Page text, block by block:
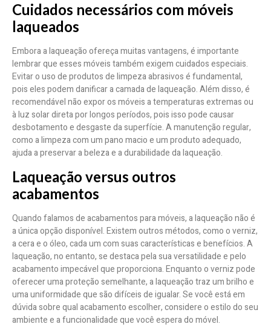
Cuidados necessários com móveis
laqueados
Embora a laqueação ofereça muitas vantagens, é importante
lembrar que esses móveis também exigem cuidados especiais.
Evitar o uso de produtos de limpeza abrasivos é fundamental,
pois eles podem danificar a camada de laqueação. Além disso, é
recomendável não expor os móveis a temperaturas extremas ou
à luz solar direta por longos períodos, pois isso pode causar
desbotamento e desgaste da superfície. A manutenção regular,
como a limpeza com um pano macio e um produto adequado,
ajuda a preservar a beleza e a durabilidade da laqueação.
Laqueação versus outros
acabamentos
Quando falamos de acabamentos para móveis, a laqueação não é
a única opção disponível. Existem outros métodos, como o verniz,
a cera e o óleo, cada um com suas características e benefícios. A
laqueação, no entanto, se destaca pela sua versatilidade e pelo
acabamento impecável que proporciona. Enquanto o verniz pode
oferecer uma proteção semelhante, a laqueação traz um brilho e
uma uniformidade que são difíceis de igualar. Se você está em
dúvida sobre qual acabamento escolher, considere o estilo do seu
ambiente e a funcionalidade que você espera do móvel.